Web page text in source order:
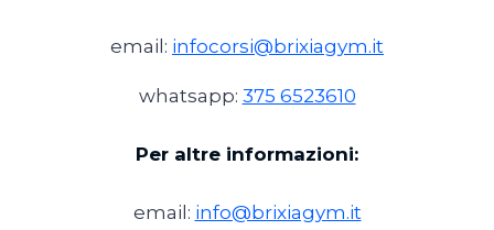
email: infocorsi@brixiagym.it
whatsapp: 375 6523610
Per altre informazioni:
email: info@brixiagym.it